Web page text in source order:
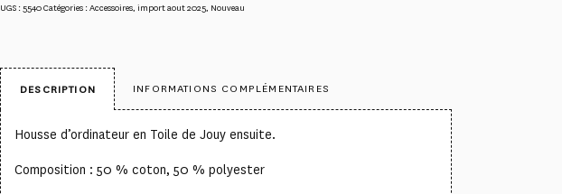
UGS : 5540Catégories :Accessoires import aout 2025 Nouveau
DESCRIPTION INFORMATIONS COMPLÉMENTAIRES
Housse d’ordinateur en Toile de Jouy ensuite.
Composition : 50 % coton, 50 % polyester